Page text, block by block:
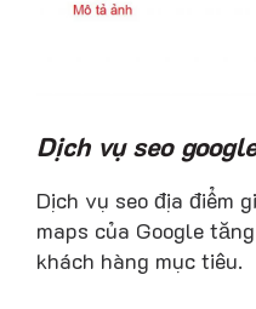
Dịch vụ seo
Dịch vụ seo địa điểm
maps của Google
khách hàng mục tiêu.